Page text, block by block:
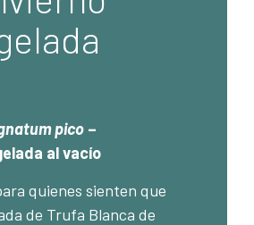
pico –
al vacío
quienes sienten que
de Trufa Blanca de